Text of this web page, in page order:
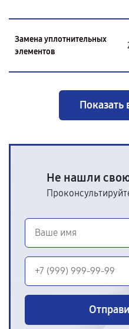
Замена уплотнительных
элементов
Показать
Не нашли